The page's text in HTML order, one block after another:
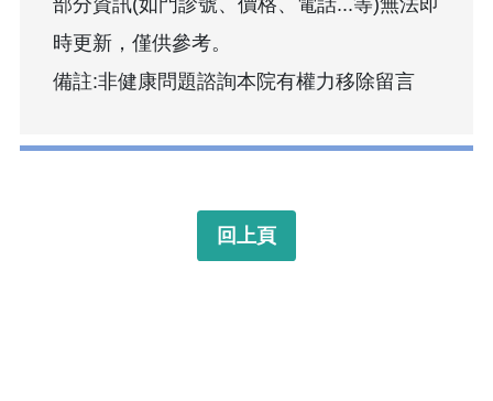
部分資訊(如門診號、價格、電話...等)無法即
時更新，僅供參考。
備註:非健康問題諮詢本院有權力移除留言
回上頁